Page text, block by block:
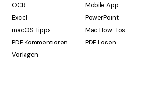
OCR
Mobile App
Excel
PowerPoint
macOS Tipps
Mac How-Tos
PDF Kommentieren
PDF Lesen
Vorlagen